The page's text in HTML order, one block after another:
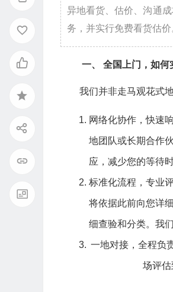
异地看货、估价、沟通
务，并实行免费看货估
一、 全国上门，如何
我们并非走马观花式
网络化协作，快速
地团队或长期合作
应，减少您的等待时
标准化流程，专业
将依据此前向您详
细查验和分类。我
一地对接，全程负
场评估